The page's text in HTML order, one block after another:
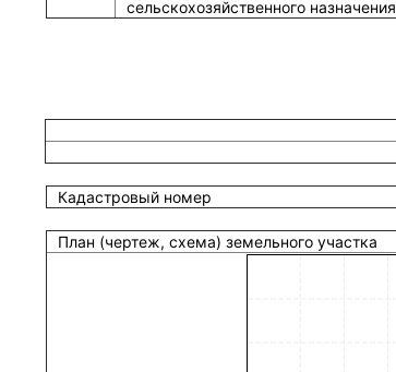
сельскохозяйственного назначения
Кадастровый номер
План (чертеж, схема) земельного участка